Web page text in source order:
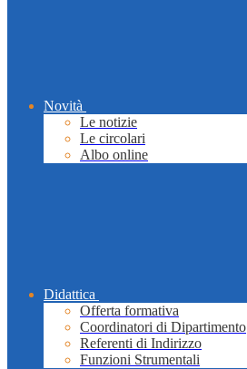
Novità
Le notizie
Le circolari
Albo online
Didattica
Offerta formativa
Coordinatori di Dipartimento
Referenti di Indirizzo
Funzioni Strumentali